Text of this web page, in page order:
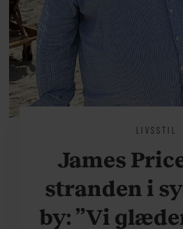
LIVSSTIL
James
stranden i
by: ”Vi